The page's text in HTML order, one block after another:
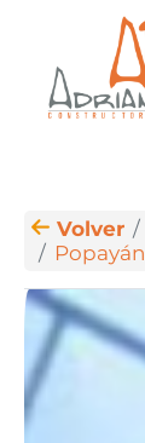
Volver
Popayán